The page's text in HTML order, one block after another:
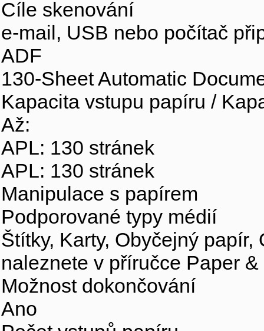
Cíle skenování
e-mail, USB nebo počítač
ADF
130-Sheet Automatic
Kapacita vstupu papíru /
Až:
APL: 130 stránek
APL: 130 stránek
Manipulace s papírem
Podporované typy médií
Štítky, Karty, Obyčejný
naleznete v příručce Paper
Možnost dokončování
Ano